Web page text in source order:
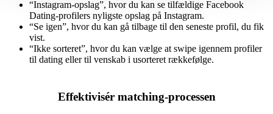
“Instagram-opslag”, hvor du kan se tilfældige Facebook
Dating-profilers nyligste opslag på Instagram.
“Se igen”, hvor du kan gå tilbage til den seneste profil, du fik
vist.
“Ikke sorteret”, hvor du kan vælge at swipe igennem profiler
til dating eller til venskab i usorteret rækkefølge.
Effektivisér matching-processen